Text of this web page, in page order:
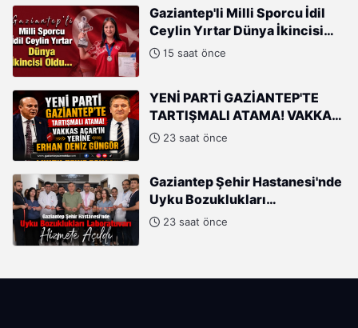
Gaziantep'li Milli Sporcu İdil
Ceylin Yırtar Dünya İkincisi
Oldu15 saat önce
YENİ PARTİ GAZİANTEP'TE
TARTIŞMALI ATAMA! VAKKAS
AÇAR'IN YERİNE ERHAN DENİZ
23 saat önce
Gaziantep Şehir Hastanesi'nde
Uyku Bozuklukları
Laboratuvarı Hizmete Açıldı
23 saat önce